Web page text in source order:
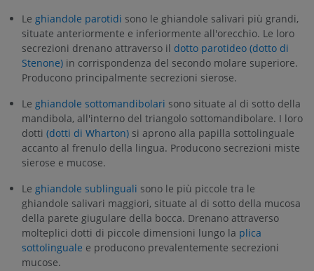
Le ghiandole parotidi sono le ghiandole salivari più grandi,
situate anteriormente e inferiormente all'orecchio. Le loro
secrezioni drenano attraverso il dotto parotideo (dotto di
Stenone) in corrispondenza del secondo molare superiore.
Producono principalmente secrezioni sierose.
Le ghiandole sottomandibolari sono situate al di sotto della
mandibola, all'interno del triangolo sottomandibolare. I loro
dotti (dotti di Wharton) si aprono alla papilla sottolinguale
accanto al frenulo della lingua. Producono secrezioni miste
sierose e mucose.
Le ghiandole sublinguali sono le più piccole tra le
ghiandole salivari maggiori, situate al di sotto della mucosa
della parete giugulare della bocca. Drenano attraverso
molteplici dotti di piccole dimensioni lungo la plica
sottolinguale e producono prevalentemente secrezioni
mucose.